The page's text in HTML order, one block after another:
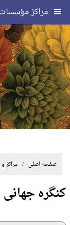
مراکز
صفحه اصلی / مراکز
کنگره